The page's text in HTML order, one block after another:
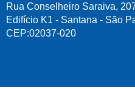
Rua Conselheiro Saraiva,
Edifício K1 - Santana - São
CEP:02037-020